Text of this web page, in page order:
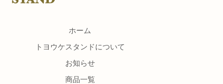
ホーム
トヨウケスタンドについて
お知らせ
商品一覧